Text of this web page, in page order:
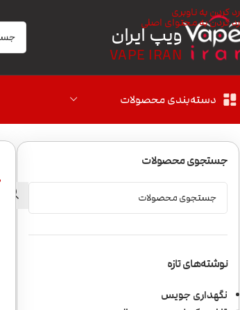
رد کردن به ناوبری
رد کردن به محتوای اصلی
ویپ ایران
VAPE IRAN
دسته‌بندی محصولات
جستجوی محصولات
نوشته‌های تازه
نگهداری جویس